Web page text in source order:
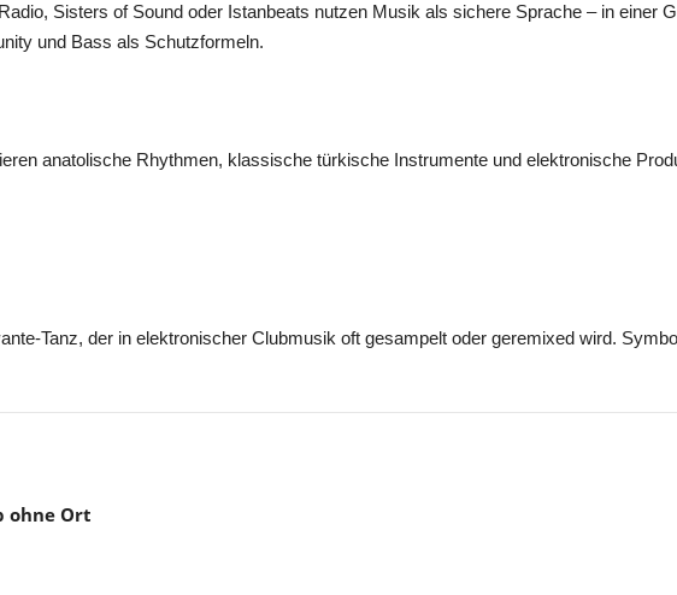
Sisters of Sound oder Istanbeats nutzen Musik als sichere Sprache – in einer
und Bass als Schutzformeln.
anatolische Rhythmen, klassische türkische Instrumente und elektronische
Tanz, der in elektronischer Clubmusik oft gesampelt oder geremixed wird.
ohne Ort